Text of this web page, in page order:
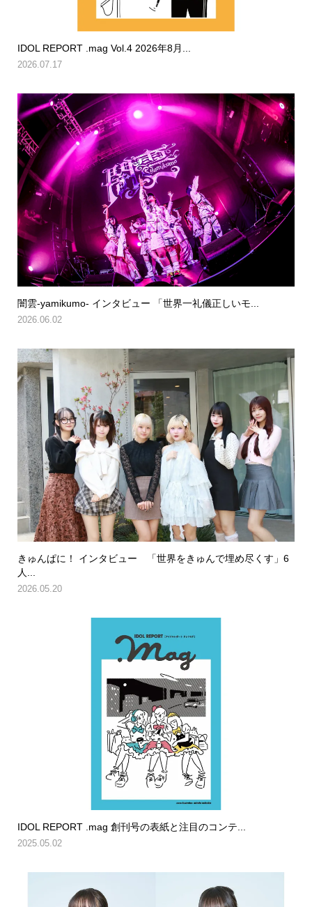
IDOL REPORT .mag Vol.4 2026年8月...
2026.07.17
闇雲-yamikumo- インタビュー 「世界一礼儀正しいモ...
2026.06.02
きゅんぱに！ インタビュー 「世界をきゅんで埋め尽くす」6
人...
2026.05.20
IDOL REPORT .mag 創刊号の表紙と注目のコンテ...
2025.05.02